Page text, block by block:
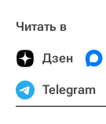
Читать в
Дзен
Telegram